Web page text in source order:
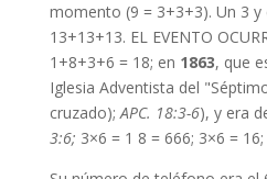
momento (9 = 3+3+3). Un 3
13+13+13. EL EVENTO
1+8+3+6 = 18; en 1863, que
Iglesia Adventista del
cruzado);APC. 18:3-6), y era
3:6; 3×6 = 1 8 = 666; 3×6 =